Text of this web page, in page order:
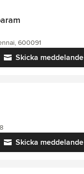
Skicka meddelande
600091
Skicka meddelande